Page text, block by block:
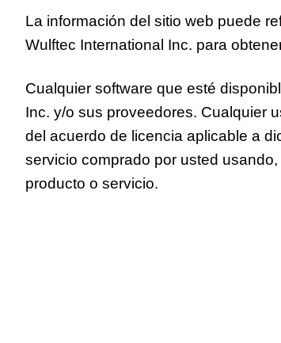
La información del sitio web puede
Wulftec International Inc. para
Cualquier software que esté
Inc. y/o sus proveedores. Cualquier
del acuerdo de licencia aplicable a
servicio comprado por usted
producto o servicio.